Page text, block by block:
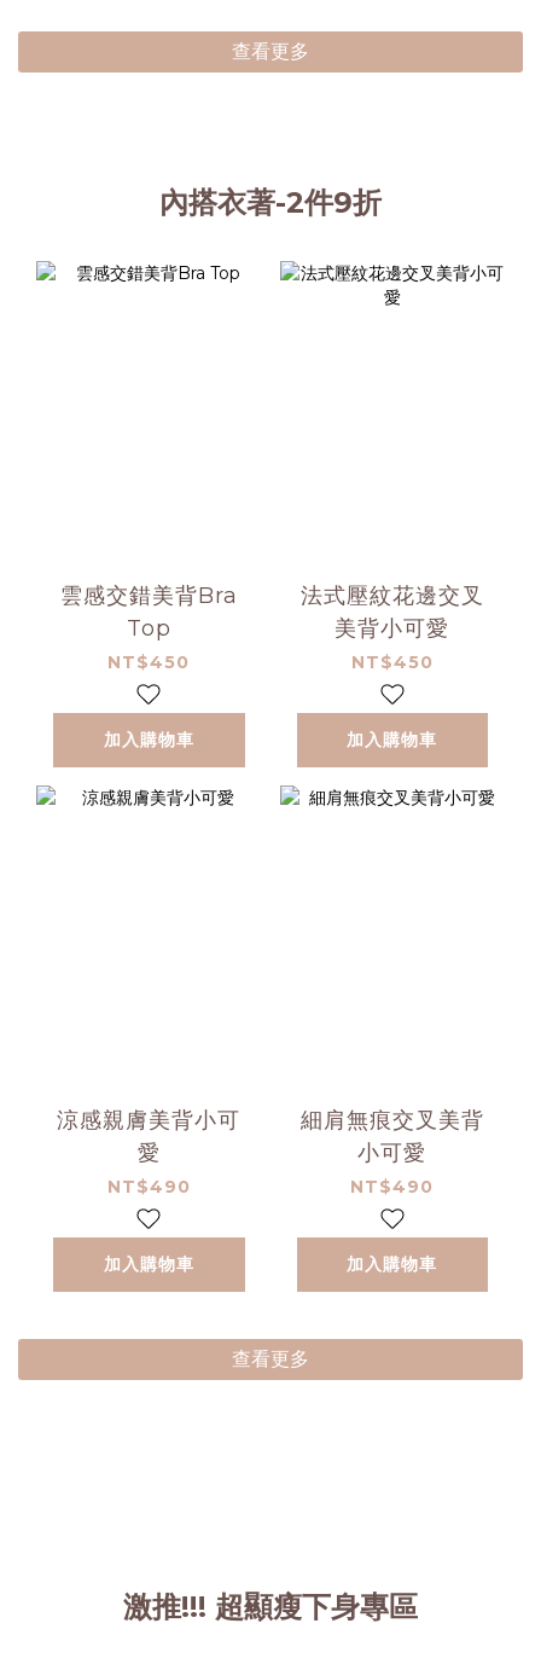
查看更多
內搭衣著-2件9折
雲感交錯美背Bra
Top
NT$450
加入購物車
法式壓紋花邊交叉
美背小可愛
NT$450
加入購物車
涼感親膚美背小可
愛
NT$490
加入購物車
細肩無痕交叉美背
小可愛
NT$490
加入購物車
查看更多
激推!!! 超顯瘦下身專區